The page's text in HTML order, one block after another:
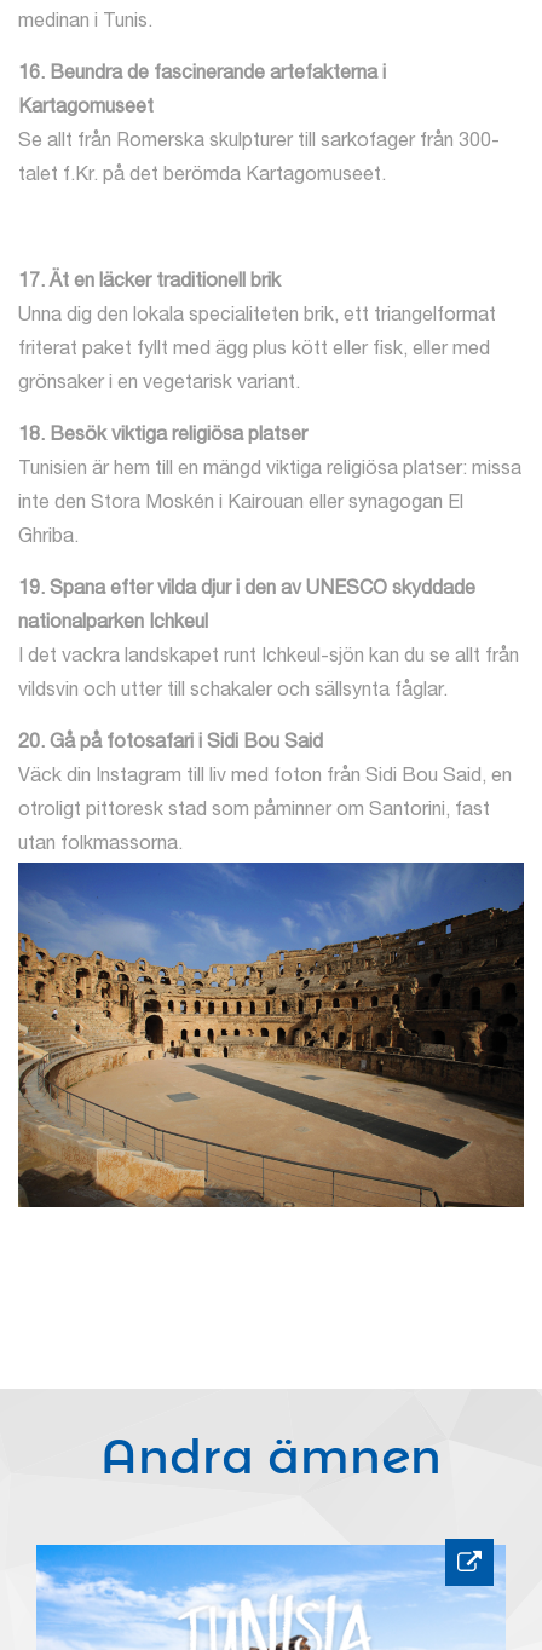
medinan i Tunis.
16. Beundra de fascinerande artefakterna i
Kartagomuseet
Se allt från Romerska skulpturer till sarkofager från 300-
talet f.Kr. på det berömda Kartagomuseet.
17. Ät en läcker traditionell brik
Unna dig den lokala specialiteten brik, ett triangelformat
friterat paket fyllt med ägg plus kött eller fisk, eller med
grönsaker i en vegetarisk variant.
18. Besök viktiga religiösa platser
Tunisien är hem till en mängd viktiga religiösa platser: missa
inte den Stora Moskén i Kairouan eller synagogan El
Ghriba.
19. Spana efter vilda djur i den av UNESCO skyddade
nationalparken Ichkeul
I det vackra landskapet runt Ichkeul-sjön kan du se allt från
vildsvin och utter till schakaler och sällsynta fåglar.
20. Gå på fotosafari i Sidi Bou Said
Väck din Instagram till liv med foton från Sidi Bou Said, en
otroligt pittoresk stad som påminner om Santorini, fast
utan folkmassorna.
Andra ämnen